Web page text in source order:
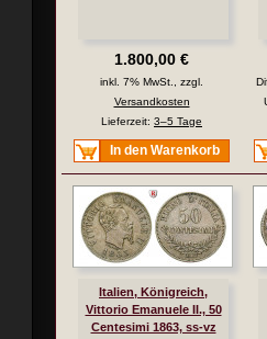
1.800,00 €
inkl. 7% MwSt., zzgl.
Versandkosten
Lieferzeit: 3–5 Tage
In den Warenkorb
Italien, Königreich,
Vittorio Emanuele II., 50
Centesimi 1863, ss-vz